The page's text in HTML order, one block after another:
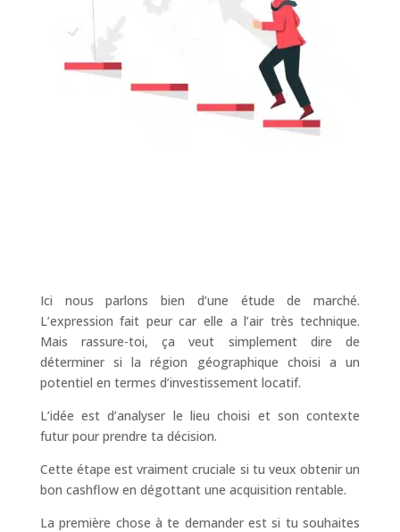
Ici nous parlons bien d’une étude de marché.
L’expression fait peur car elle a l’air très technique.
Mais rassure-toi, ça veut simplement dire de
déterminer si la région géographique choisi a un
potentiel en termes d’investissement locatif.
L’idée est d’analyser le lieu choisi et son contexte
futur pour prendre ta décision.
Cette étape est vraiment cruciale si tu veux obtenir un
bon cashflow en dégottant une acquisition rentable.
La première chose à te demander est si tu souhaites